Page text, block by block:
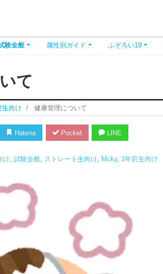
験全般 属性別ガイド ふぞろい19
て
生向け 健康管理について
Hatena Pocket LINE
け 試験全般, ストレート生向け Mcky, 2年目生向け